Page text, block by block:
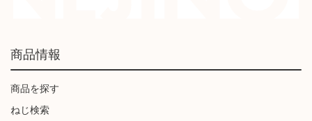
商品情報
商品を探す
ねじ検索